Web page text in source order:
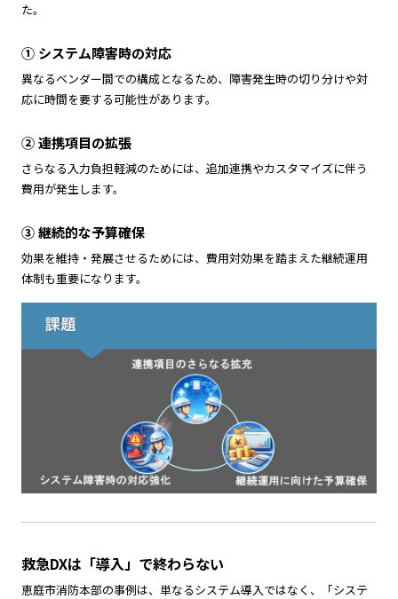
た。
① システム障害時の対応
異なるベンダー間での構成となるため、障害発生時の切り分けや対
応に時間を要する可能性があります。
② 連携項目の拡張
さらなる入力負担軽減のためには、追加連携やカスタマイズに伴う
費用が発生します。
③ 継続的な予算確保
効果を維持・発展させるためには、費用対効果を踏まえた継続運用
体制も重要になります。
救急DXは「導入」で終わらない
恵庭市消防本部の事例は、単なるシステム導入ではなく、「システ